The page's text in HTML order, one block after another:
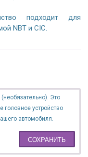
подходит для
NBT и CIC.
Это
головное устройство
автомобиля.
СОХРАНИТЬ